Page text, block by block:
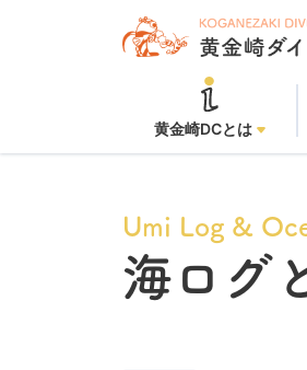
黄金崎DCとは
Umi Log &
海ログ